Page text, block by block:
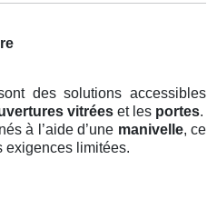
des solutions accessibles
vitrées et les portes.
à l’aide d’une manivelle, ce
exigences limitées.